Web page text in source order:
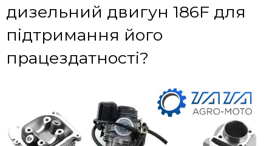
дизельний двигун 186F для
підтримання його
працездатності?